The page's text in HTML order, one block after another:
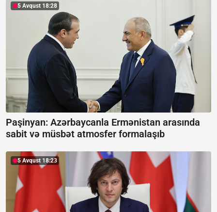
5 Avqust 18:28
Paşinyan: Azərbaycanla Ermənistan arasında
sabit və müsbət atmosfer formalaşıb
5 Avqust 18:23